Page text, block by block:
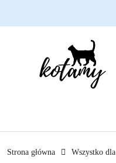
Strona główna Wszystko